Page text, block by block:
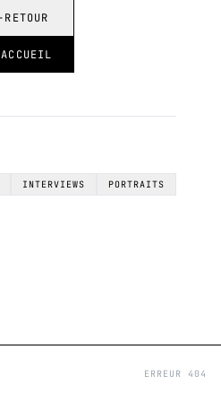
RETOUR
ACCUEIL
INTERVIEWS PORTRAITS
ERREUR 404